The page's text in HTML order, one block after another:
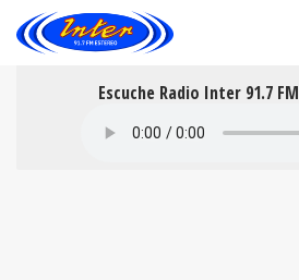
Escuche Radio Inter 91.7 FM